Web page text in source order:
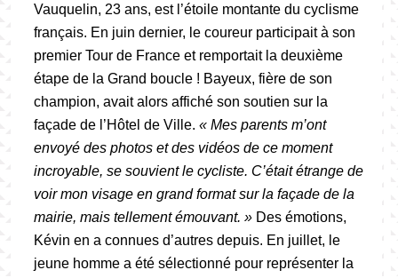
Vauquelin, 23 ans, est l’étoile montante du cyclisme
français. En juin dernier, le coureur participait à son
premier Tour de France et remportait la deuxième
étape de la Grand boucle ! Bayeux, fière de son
champion, avait alors affiché son soutien sur la
façade de l’Hôtel de Ville. « Mes parents m’ont
envoyé des photos et des vidéos de ce moment
incroyable, se souvient le cycliste. C’était étrange de
voir mon visage en grand format sur la façade de la
mairie, mais tellement émouvant. » Des émotions,
Kévin en a connues d’autres depuis. En juillet, le
jeune homme a été sélectionné pour représenter la